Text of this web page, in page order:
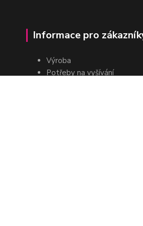
Informace pro
Výroba
Potřeby na vyšívání